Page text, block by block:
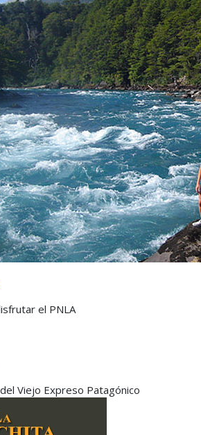
el PNLA
Viejo Expreso Patagónico